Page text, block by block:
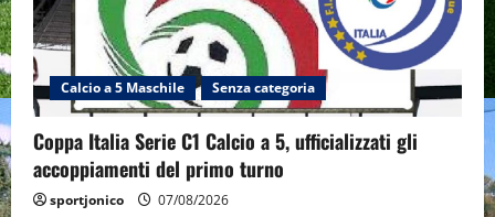
Calcio a 5 Maschile Senza categoria
Coppa Italia Serie C1 Calcio a 5, ufficializzati gli
accoppiamenti del primo turno
sportjonico 07/08/2026